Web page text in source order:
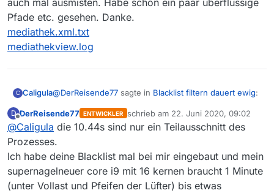
aggressiv das Programm Speicher freigeben
muß desto schneller ist es.
Pfade etc. gesehen. Danke.
mediathek.xml.txt
mediathekview.log
C Caligula@DerReisende77 sagte in Blacklist filtern dauert ewig:
Von daher wäre es gut wenn Du mir die
zukommen lassen könntest.
Anbei die Datei und auch das letzte Log. Die werde ich
auch mal ausmisten. Habe schon ein paar überflüssige
Pfade etc. gesehen. Danke.
mediathek.xml.txt
D
Offline
DerReisende77 ENTWICKLER schrieb am 22. Juni 2020, 09:02
zuletzt editiert von
@Caligula die 10.44s sind nur ein Teilausschnitt des
Prozesses.
Ich habe deine Blacklist mal bei mir eingebaut und mein
supernagelneuer core i9 mit 16 kernen braucht 1 Minute
(unter Vollast und Pfeifen der Lüfter) bis etwas